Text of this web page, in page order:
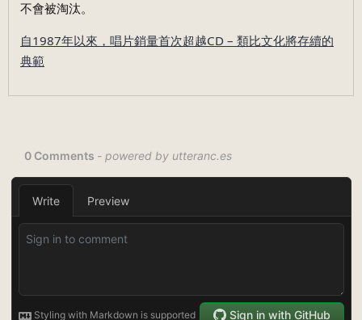
不會被淘汰。
自1987年以來，唱片銷量首次超越CD – 類比文化將存續的
典範